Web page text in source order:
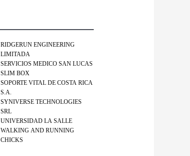
RIDGERUN ENGINEERING
LIMITADA
SERVICIOS MEDICO SAN LUCAS
SLIM BOX
SOPORTE VITAL DE COSTA RICA
S.A.
SYNIVERSE TECHNOLOGIES
SRL
UNIVERSIDAD LA SALLE
WALKING AND RUNNING
CHICKS